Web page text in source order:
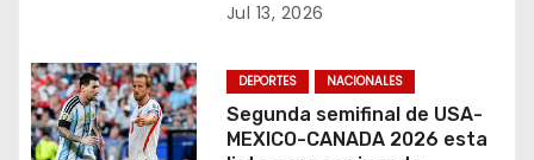
t
r
Jul 13, 2026
DEPORTES NACIONALES
Segunda semifinal de USA-
MEXICO-CANADA 2026 esta